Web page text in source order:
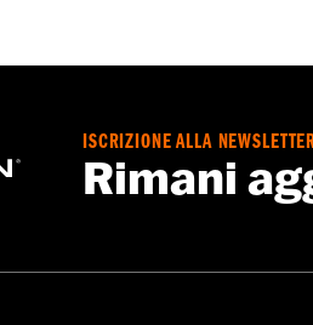
ISCRIZIONE ALLA
Rimani